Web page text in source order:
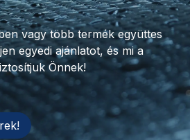
vagy több termék együttes
egyedi ajánlatot, és mi a
Önnek!